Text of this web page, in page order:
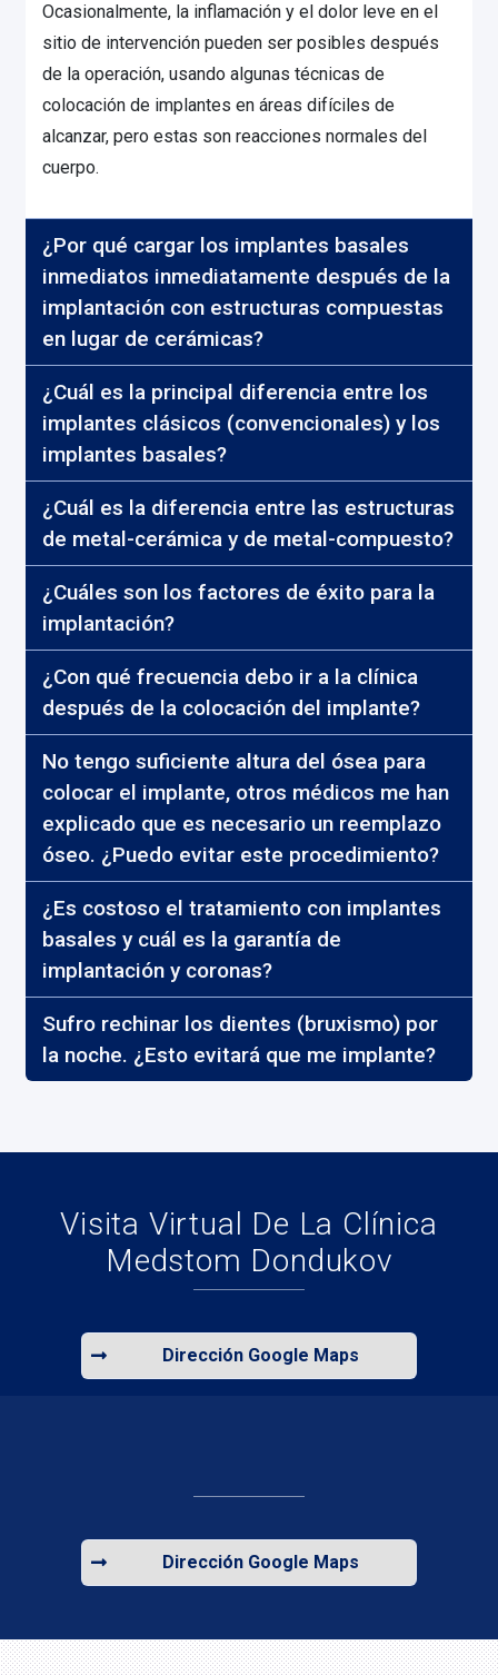
Ocasionalmente, la inflamación y el dolor leve en el
sitio de intervención pueden ser posibles después
de la operación, usando algunas técnicas de
colocación de implantes en áreas difíciles de
alcanzar, pero estas son reacciones normales del
cuerpo.
¿Por qué cargar los implantes basales
inmediatos inmediatamente después de la
implantación con estructuras compuestas
en lugar de cerámicas?
¿Cuál es la principal diferencia entre los
implantes clásicos (convencionales) y los
implantes basales?
¿Cuál es la diferencia entre las estructuras
de metal-cerámica y de metal-compuesto?
¿Cuáles son los factores de éxito para la
implantación?
¿Con qué frecuencia debo ir a la clínica
después de la colocación del implante?
No tengo suficiente altura del ósea para
colocar el implante, otros médicos me han
explicado que es necesario un reemplazo
óseo. ¿Puedo evitar este procedimiento?
¿Es costoso el tratamiento con implantes
basales y cuál es la garantía de
implantación y coronas?
Sufro rechinar los dientes (bruxismo) por
la noche. ¿Esto evitará que me implante?
Visita Virtual De La Clínica
Medstom Dondukov
Dirección Google Maps
Dirección Google Maps